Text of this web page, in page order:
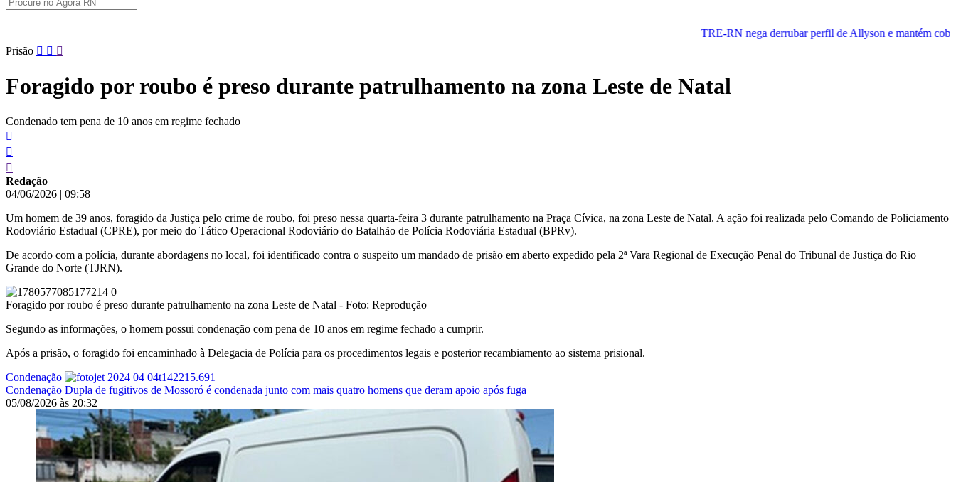
TRE-RN nega derrubar perfil de Allyson e mantém cobertura da convenção
Pular
conteúdo
Prisão
Foragido por roubo é preso durante patrulhamento na zona Leste de Natal
Condenado tem pena de 10 anos em regime fechado
Redação
04/06/2026 | 09:58
Um homem de 39 anos, foragido da Justiça pelo crime de roubo, foi preso nessa quarta-feira 3 durante patrulhamento na Praça Cívica, na zona Leste de Natal. A ação foi realizada pelo Comando de Policiamento
Rodoviário Estadual (CPRE), por meio do Tático Operacional Rodoviário do Batalhão de Polícia Rodoviária Estadual (BPRv).
De acordo com a polícia, durante abordagens no local, foi identificado contra o suspeito um mandado de prisão em aberto expedido pela 2ª Vara Regional de Execução Penal do Tribunal de Justiça do Rio
Grande do Norte (TJRN).
Foragido por roubo é preso durante patrulhamento na zona Leste de Natal - Foto: Reprodução
Segundo as informações, o homem possui condenação com pena de 10 anos em regime fechado a cumprir.
Após a prisão, o foragido foi encaminhado à Delegacia de Polícia para os procedimentos legais e posterior recambiamento ao sistema prisional.
Condenação
Condenação Dupla de fugitivos de Mossoró é condenada junto com mais quatro homens que deram apoio após fuga
05/08/2026 às 20:32